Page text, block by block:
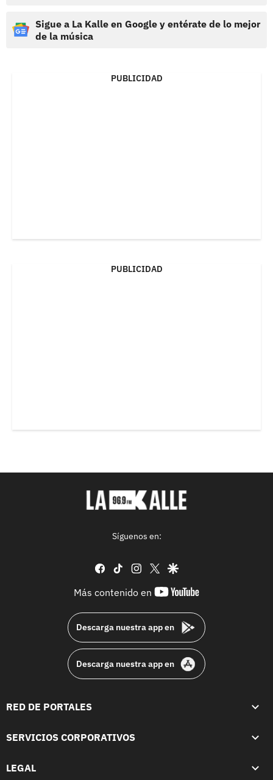
Sigue a La Kalle en Google y entérate de lo mejor
de la música
PUBLICIDAD
PUBLICIDAD
Síguenos en:
facebook
tiktok instagram
twittergoogle
Más contenido en
youtube-
Descarga nuestra app en
Descarga nuestra app en
RED DE PORTALES
SERVICIOS CORPORATIVOS
LEGAL